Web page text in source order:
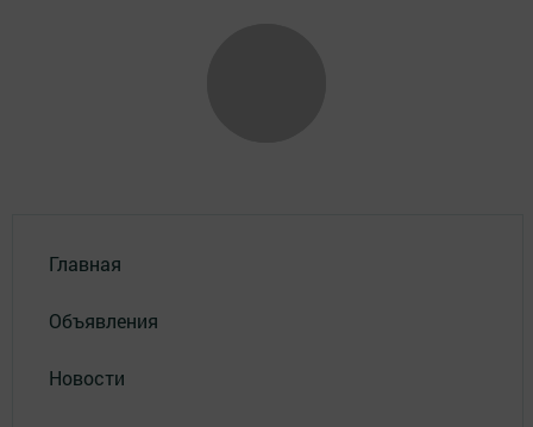
Главная
Объявления
Новости